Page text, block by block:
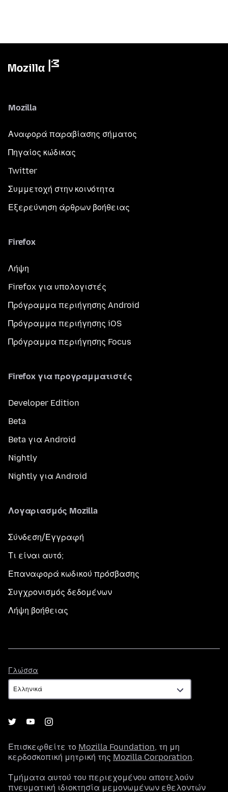
Mozilla
Αναφορά παραβίασης σήματος
Πηγαίος κώδικας
Twitter
Συμμετοχή στην κοινότητα
Εξερεύνηση άρθρων βοήθειας
Firefox
Λήψη
Firefox για υπολογιστές
Πρόγραμμα περιήγησης Android
Πρόγραμμα περιήγησης iOS
Πρόγραμμα περιήγησης Focus
Firefox για προγραμματιστές
Developer Edition
Beta
Beta για Android
Nightly
Nightly για Android
Λογαριασμός Mozilla
Σύνδεση/Εγγραφή
Τι είναι αυτό;
Επαναφορά κωδικού πρόσβασης
Συγχρονισμός δεδομένων
Λήψη βοήθειας
Γλώσσα
Επισκεφθείτε το Mozilla Foundation, τη μη
κερδοσκοπική μητρική της Mozilla Corporation.
Τμήματα αυτού του περιεχομένου αποτελούν
πνευματική ιδιοκτησία μεμονωμένων εθελοντών